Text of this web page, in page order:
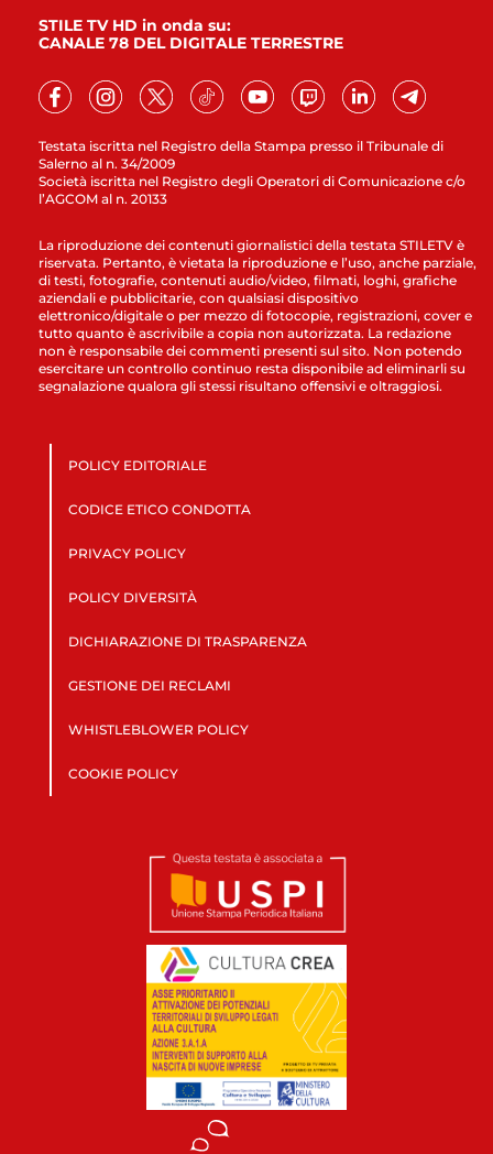
Testata iscritta nel Registro della Stampa presso il Tribunale di
Salerno al n. 34/2009
Società iscritta nel Registro degli Operatori di Comunicazione c/o
l’AGCOM al n. 20133
STILE TV HD in onda su:
CANALE 78 DEL DIGITALE TERRESTRE
La riproduzione dei contenuti giornalistici della testata STILETV è
riservata. Pertanto, è vietata la riproduzione e l’uso, anche parziale,
di testi, fotografie, contenuti audio/video, filmati, loghi, grafiche
aziendali e pubblicitarie, con qualsiasi dispositivo
elettronico/digitale o per mezzo di fotocopie, registrazioni, cover e
tutto quanto è ascrivibile a copia non autorizzata. La redazione
non è responsabile dei commenti presenti sul sito. Non potendo
esercitare un controllo continuo resta disponibile ad eliminarli su
segnalazione qualora gli stessi risultano offensivi e oltraggiosi.
POLICY EDITORIALE
CODICE ETICO CONDOTTA
PRIVACY POLICY
POLICY DIVERSITÀ
DICHIARAZIONE DI TRASPARENZA
GESTIONE DEI RECLAMI
WHISTLEBLOWER POLICY
COOKIE POLICY